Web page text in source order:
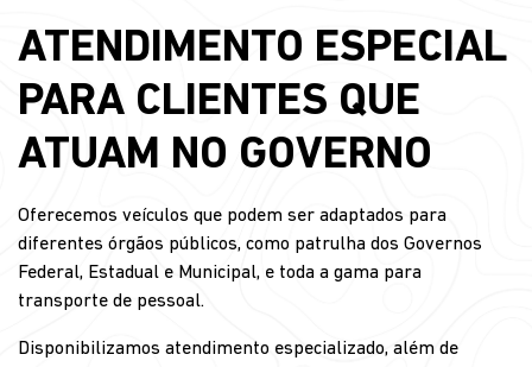
ATENDIMENTO ESPECIAL
PARA CLIENTES QUE
ATUAM NO GOVERNO
Oferecemos veículos que podem ser adaptados para
diferentes órgãos públicos, como patrulha dos Governos
Federal, Estadual e Municipal, e toda a gama para
transporte de pessoal.
Disponibilizamos atendimento especializado, além de